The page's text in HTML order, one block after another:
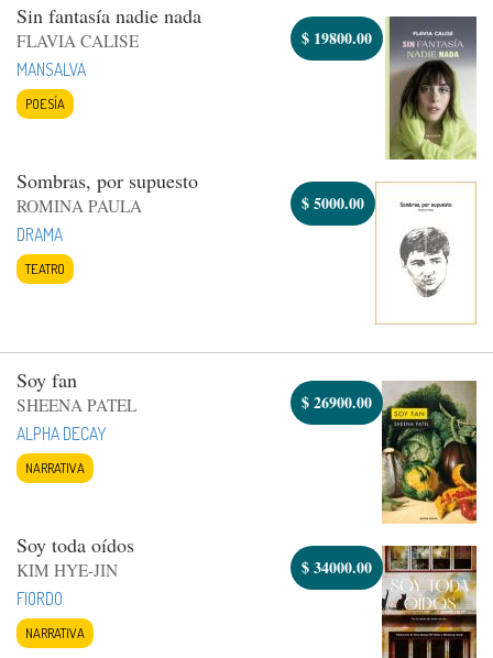
Sin fantasía nadie nada
FLAVIA CALISE
MANSALVA
POESÍA
$ 19800.00
Sombras, por supuesto
ROMINA PAULA
DRAMA
TEATRO
$5000.00
Soy fan
SHEENA PATEL
ALPHA DECAY
NARRATIVA
$26900.00
Soy toda oídos
KIM HYE-JIN
FIORDO
NARRATIVA
$34000.00